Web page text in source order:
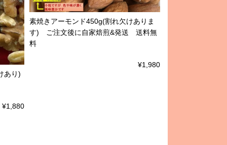
あり)
¥1,880
素焼きアーモンド450g(割れ欠けありま
す) ご注文後に自家焙煎&発送 送料無
料
¥1,980